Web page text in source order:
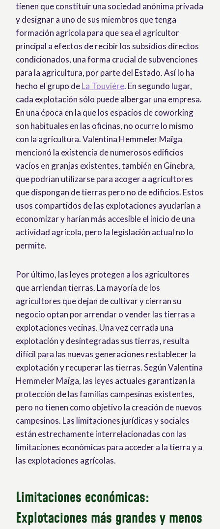
tienen que constituir una sociedad anónima privada
y designar a uno de sus miembros que tenga
formación agrícola para que sea el agricultor
principal a efectos de recibir los subsidios directos
condicionados, una forma crucial de subvenciones
para la agricultura, por parte del Estado. Así lo ha
hecho el grupo deLa Touvière. En segundo lugar,
cada explotación sólo puede albergar una empresa.
En una época en la que los espacios de coworking
son habituales en las oficinas, no ocurre lo mismo
con la agricultura. Valentina Hemmeler Maïga
mencionó la existencia de numerosos edificios
vacíos en granjas existentes, también en Ginebra,
que podrían utilizarse para acoger a agricultores
que dispongan de tierras pero no de edificios. Estos
usos compartidos de las explotaciones ayudarían a
economizar y harían más accesible el inicio de una
actividad agrícola, pero la legislación actual no lo
permite.
Por último, las leyes protegen a los agricultores
que arriendan tierras. La mayoría de los
agricultores que dejan de cultivar y cierran su
negocio optan por arrendar o vender las tierras a
explotaciones vecinas. Una vez cerrada una
explotación y desintegradas sus tierras, resulta
difícil para las nuevas generaciones restablecer la
explotación y recuperar las tierras. Según Valentina
Hemmeler Maïga, las leyes actuales garantizan la
protección de las familias campesinas existentes,
pero no tienen como objetivo la creación de nuevos
campesinos. Las limitaciones jurídicas y sociales
están estrechamente interrelacionadas con las
limitaciones económicas para acceder a la tierra y a
las explotaciones agrícolas.
Limitaciones económicas:
Explotaciones más grandes y menos